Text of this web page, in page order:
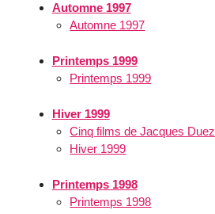
Automne 1997
Automne 1997
Printemps 1999
Printemps 1999
Hiver 1999
Cinq films de Jacques Duez
Hiver 1999
Printemps 1998
Printemps 1998